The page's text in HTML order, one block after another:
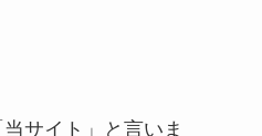
サイト」と言いま